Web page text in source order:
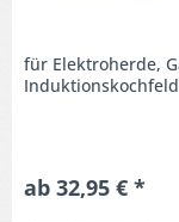
für Elektroherde,
ab 32,95 € *